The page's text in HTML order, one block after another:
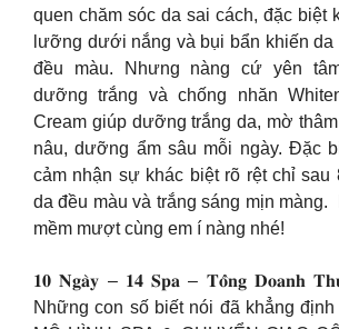
quen chăm sóc da sai cách, đặc biệt
lưỡng dưới nắng và bụi bẩn khiến da
đều màu. Nhưng nàng cứ yên
dưỡng trắng và chống nhăn
Cream giúp dưỡng trắng da, mờ
nâu, dưỡng ẩm sâu mỗi ngày. Đặc
cảm nhận sự khác biệt rõ rệt chỉ sau
da đều màu và trắng sáng mịn màng.
mềm mượt cùng em í nàng nhé!
𝟏𝟎 𝐍𝐠𝐚̀𝐲 – 𝟏𝟒 𝐒𝐩𝐚 – 𝐓𝐨̂̉𝐧𝐠 𝐃𝐨𝐚𝐧𝐡
Những con số biết nói đã khẳng định